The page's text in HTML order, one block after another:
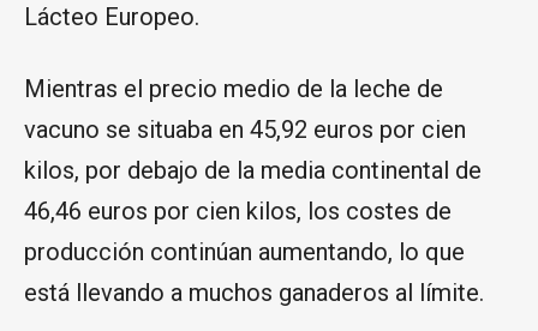
Lácteo Europeo.
Mientras el precio medio de la leche de
vacuno se situaba en 45,92 euros por cien
kilos, por debajo de la media continental de
46,46 euros por cien kilos, los costes de
producción continúan aumentando, lo que
está llevando a muchos ganaderos al límite.